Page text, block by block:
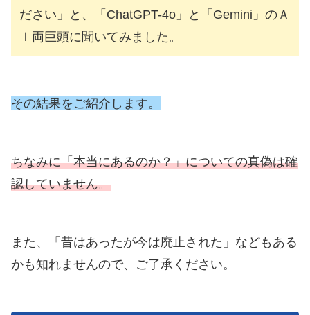
ださい」と、「ChatGPT-4o」と「Gemini」のＡ
Ｉ両巨頭に聞いてみました。
その結果をご紹介します。
ちなみに「本当にあるのか？」についての真偽は確
認していません。
また、「昔はあったが今は廃止された」などもある
かも知れませんので、ご了承ください。